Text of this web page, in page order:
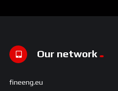
Our network
fineeng.eu